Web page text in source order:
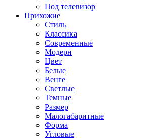
Под телевизор
Прихожие
Стиль
Классика
Современные
Модерн
Цвет
Белые
Венге
Светлые
Темные
Размер
Малогабаритные
Форма
Угловые